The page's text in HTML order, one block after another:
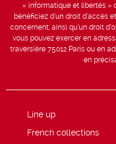
« informatique et libertés »
bénéficiez d’un droit d’accès
concernent, ainsi qu’un droit
vous pouvez exercer en
traversière 75012 Paris ou en
en
Line up
French collections